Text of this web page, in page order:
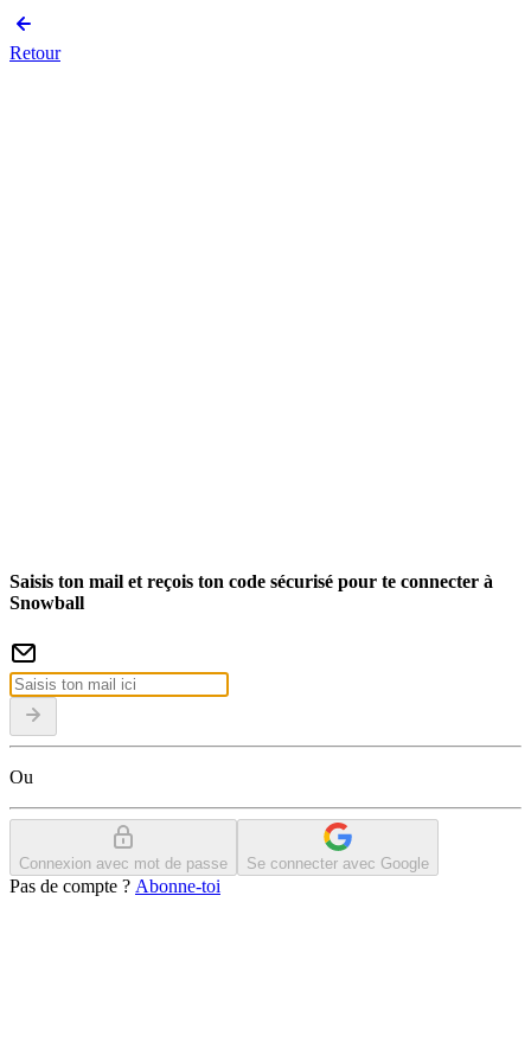
Retour
Saisis ton mail et reçois ton code sécurisé pour te connecter à
Snowball
Ou
Connexion avec mot de passe Se connecter avec Google
Pas de compte ? Abonne-toi